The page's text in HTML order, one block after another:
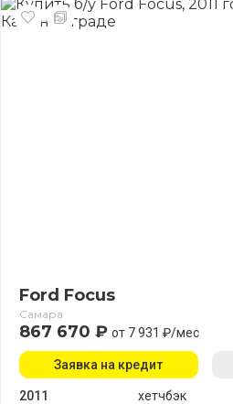
Ford Focus
Самара
867 670 ₽ от 7 931 ₽/мес
2011
хетчбэк
Заявка на кредит